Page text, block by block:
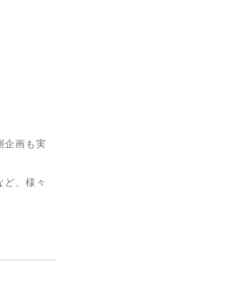
企画も実
、様々